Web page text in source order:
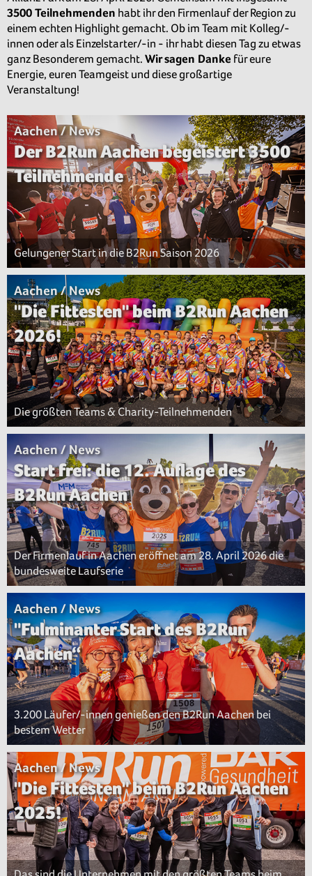
3500 Teilnehmenden habt ihr den Firmenlauf der Region zu
einem echten Highlight gemacht. Ob im Team mit Kolleg/-
innen oder als Einzelstarter/-in - ihr habt diesen Tag zu etwas
ganz Besonderem gemacht. Wir sagen Danke für eure
Energie, euren Teamgeist und diese großartige
Veranstaltung!
Aachen / News
Der B2Run Aachen begeistert 3500
Teilnehmende
Gelungener Start in die B2Run Saison 2026
Aachen / News
"Die Fittesten" beim B2Run Aachen
2026!
Die größten Teams & Charity-Teilnehmenden
Aachen / News
Start frei: die 12. Auflage des
B2Run Aachen
Der Firmenlauf in Aachen eröffnet am 28. April 2026 die
bundesweite Laufserie
Aachen / News
"Fulminanter Start des B2Run
Aachen“
3.200 Läufer/-innen genießen den B2Run Aachen bei
bestem Wetter
Aachen / News
"Die Fittesten" beim B2Run Aachen
2025!